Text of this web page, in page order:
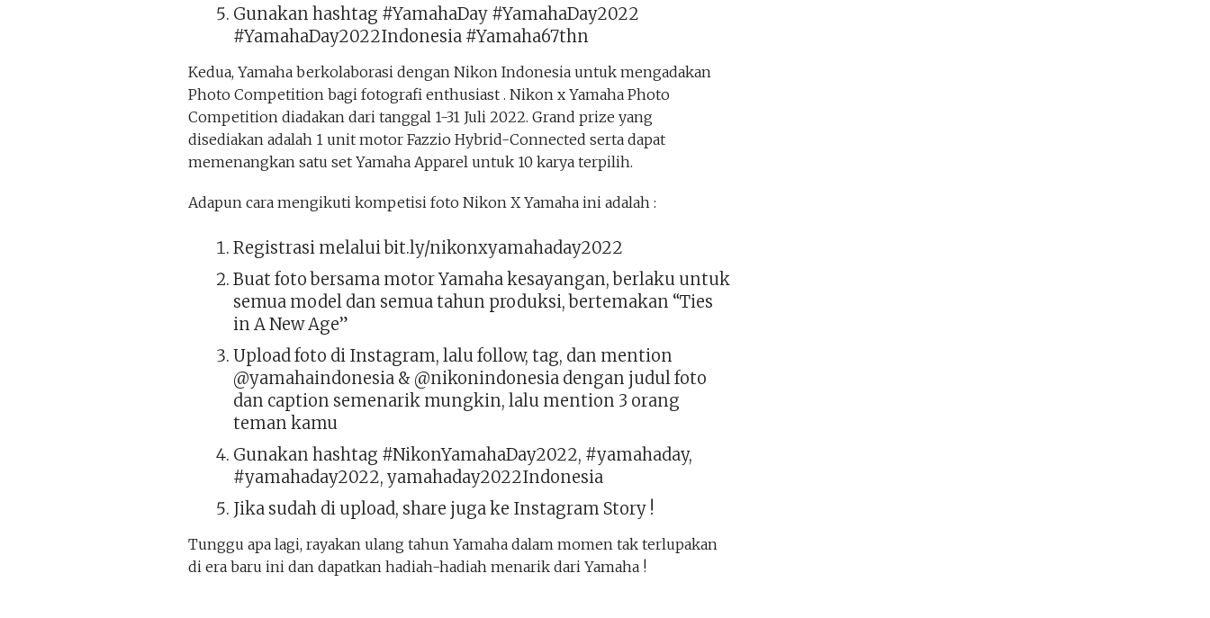
Gunakan hashtag #YamahaDay #YamahaDay2022
#YamahaDay2022Indonesia #Yamaha67thn
Kedua, Yamaha berkolaborasi dengan Nikon Indonesia untuk mengadakan
Photo Competition bagi fotografi enthusiast . Nikon x Yamaha Photo
Competition diadakan dari tanggal 1-31 Juli 2022. Grand prize yang
disediakan adalah 1 unit motor Fazzio Hybrid-Connected serta dapat
memenangkan satu set Yamaha Apparel untuk 10 karya terpilih.
Adapun cara mengikuti kompetisi foto Nikon X Yamaha ini adalah :
Registrasi melalui bit.ly/nikonxyamahaday2022
Buat foto bersama motor Yamaha kesayangan, berlaku untuk
semua model dan semua tahun produksi, bertemakan “Ties
in A New Age”
Upload foto di Instagram, lalu follow, tag, dan mention
@yamahaindonesia & @nikonindonesia dengan judul foto
dan caption semenarik mungkin, lalu mention 3 orang
teman kamu
Gunakan hashtag #NikonYamahaDay2022, #yamahaday,
#yamahaday2022, yamahaday2022Indonesia
Jika sudah di upload, share juga ke Instagram Story !
Tunggu apa lagi, rayakan ulang tahun Yamaha dalam momen tak terlupakan
di era baru ini dan dapatkan hadiah-hadiah menarik dari Yamaha !